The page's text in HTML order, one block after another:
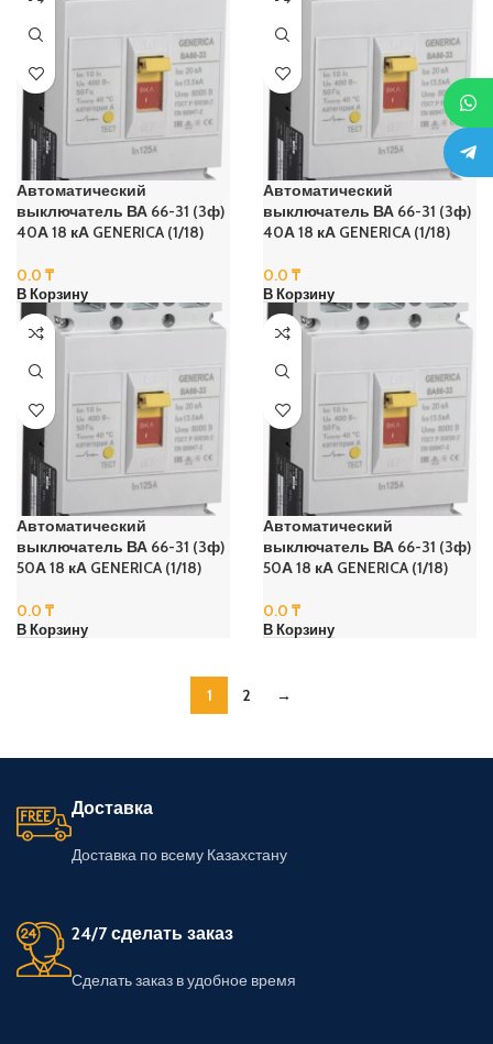
Автоматический
выключатель ВА 66-31 (3ф)
40А 18 кА GENERICA (1/18)
0.0 ₸
В Корзину
Автоматический
выключатель ВА 66-31 (3ф)
40А 18 кА GENERICA (1/18)
0.0 ₸
В Корзину
Автоматический
выключатель ВА 66-31 (3ф)
50А 18 кА GENERICA (1/18)
0.0 ₸
В Корзину
Автоматический
выключатель ВА 66-31 (3ф)
50А 18 кА GENERICA (1/18)
0.0 ₸
В Корзину
1 2 →
Доставка
Доставка по всему Казахстану
24/7 сделать заказ
Сделать заказ в удобное время